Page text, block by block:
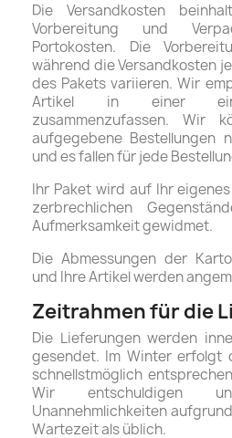
Die Versandkosten
Vorbereitung und
Portokosten. Die
während die Versandkosten
des Pakets variieren. Wir
Artikel in einer
zusammenzufassen. Wir
aufgegebene Bestellungen
und es fallen für jede
Ihr Paket wird auf Ihr
zerbrechlichen
Aufmerksamkeit gewidmet.
Die Abmessungen der
und Ihre Artikel werden
Zeitrahmen für die
Die Lieferungen werden
gesendet. Im Winter erfolgt
schnellstmöglich
Wir entschuldigen
Unannehmlichkeiten
Wartezeit als üblich.